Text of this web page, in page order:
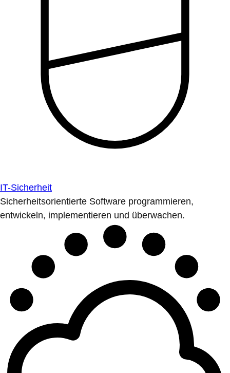
IT-Sicherheit
Sicherheitsorientierte Software programmieren,
entwickeln, implementieren und überwachen.